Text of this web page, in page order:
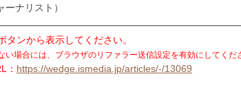
ーナリスト）
タンから表示してください。
い場合には、ブラウザのリファラー送信設定を有効にしてくだ
： https://wedge.ismedia.jp/articles/-/13069